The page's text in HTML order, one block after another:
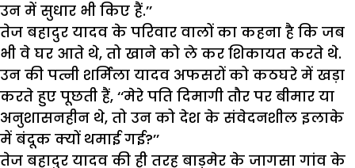
उन में सुधार भी किए हैं.’’
तेज बहादुर यादव के परिवार वालों का कहना है कि जब
भी वे घर आते थे, तो खाने को ले कर शिकायत करते थे.
उन की पत्नी शर्मिला यादव अफसरों को कठघरे में खड़ा
करते हुए पूछती हैं, ‘‘मेरे पति दिमागी तौर पर बीमार या
अनुशासनहीन थे, तो उन को देश के संवेदनशील इलाके
में बंदूक क्यों थमाई गई?’’
तेज बहादुर यादव की ही तरह बाड़मेर के जागसा गांव के